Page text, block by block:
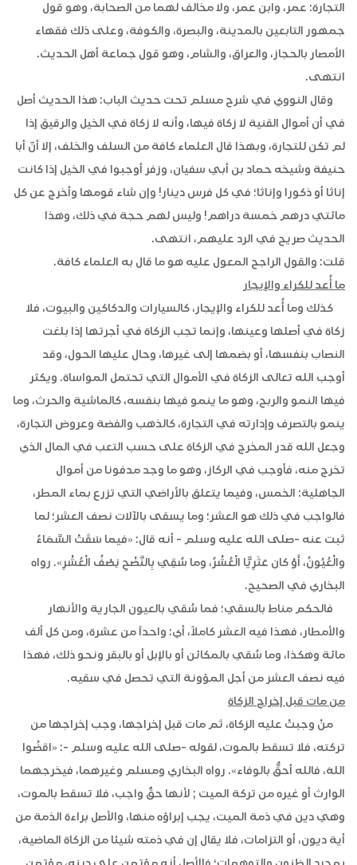
التجارة: عمر، وابن عمر، ولا مخالف لهما من الصحابة، وهو قول
جمهور التابعين بالمدينة، والبصرة، والكوفة، وعلى ذلك فقهاء
الأمصار بالحجاز، والعراق، والشام، وهو قول جماعة أهل الحديث.
انتهى.
وقال النووي في شرح مسلم تحت حديث الباب: هذا الحديث أصل
في أن أموال القنية لا زكاة فيها، وأنه لا زكاة في الخيل والرقيق إذا
لم تكن للتجارة، وبهذا قال العلماء كافة من السلف والخلف، إلا أنّ أبا
حنيفة وشيخه حماد بن أبي سفيان، وزفر أوجبوا في الخيل إذا كانت
إناثا أو ذكورا وإناثا؛ في كل فرس دينار! وإن شاء قومها وأخرج عن كل
مائتي درهم خمسة دراهم! وليس لهم حجة في ذلك، وهذا
الحديث صريح في الرد عليهم، انتهى.
قلت: والقول الراجح المعول عليه هو ما قال به العلماء كافة.
ما أُعد للكراء والإيجار
كذلك وما أُعد للكراء والإيجار، كالسيارات والدكاكين والبيوت، فلا
زكاة في أصلها وعينها، وإنما تجب الزكاة في أجرتها إذا بلغت
النصاب بنفسها، أو بضمها إلى غيرها، وحال عليها الحول، وقد
أوجب الله تعالى الزكاة في الأموال التي تحتمل المواساة. ويكثر
فيها النمو والربح، وهو ما ينمو فيها بنفسه، كالماشية والحرث، وما
ينمو بالتصرف وإدارته في التجارة، كالذهب والفضة وعروض التجارة،
وجعل الله قدر المخرج في الزكاة على حسب التعب في المال الذي
تخرج منه، فأوجب في الركاز، وهو ما وجد مدفونا من أموال
الجاهلية: الخمس، وفيما يتعلق بالأراضي التي تزرع بماء المطر،
فالواجب في ذلك هو العشر؛ وما يسقى بالآلات نصف العشر؛ لما
ثبت عنه -صلى الله عليه وسلم - أنه قال: «فيما سَقَتْ السَّمَاءُ
والْعُيُونُ، أَوْ كان عَثَرِيًّا الْعُشْرُ، وما سُقِيَ بِالنَّضْحِ نِصْفُ الْعُشْرِ». رواه
البخاري في الصحيح.
فالحكم مناط بالسقي؛ فما سُقي بالعيون الجارية والأنهار
والأمطار، فهذا فيه العشر كاملاً، أي: واحداً من عشرة، ومن كل ألف
مائة وهكذا، وما سُقي بالمكائن أو بالإبل أو بالبقر ونحو ذلك، فهذا
فيه نصف العشر من أجل المؤونة التي تحصل في سقيه.
من مات قبل إخراج الزكاة
منْ وجبتْ عليه الزكاة، ثم مات قبل إخراجها، وجب إخراجها من
تركته، فلا تسقط بالموت، لقوله -صلى الله عليه وسلم -: «اقضُوا
اللهَ، فالله أحقُّ بالوفاء». رواه البخاري ومسلم وغيرهما، فيخرجهما
الوارث أو غيره من تركة الميت ; لأنها حقٌ واجب، فلا تسقط بالموت،
وهي دين في ذمة الميت، يجب إبراؤه منها، والأصل براءة الذمة من
أية ديون، أو التزامات، فلا يقال إن في ذمته شيئا من الزكاة الماضية،